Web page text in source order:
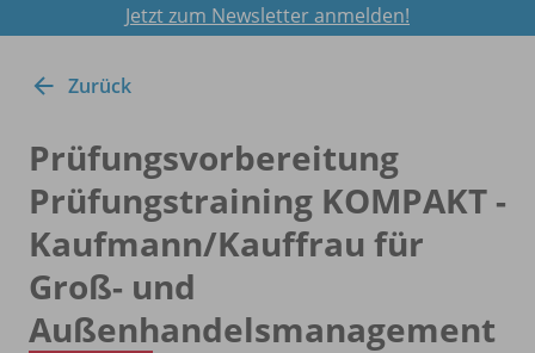
Jetzt zum Newsletter anmelden!
Zurück
Prüfungsvorbereitung
Prüfungstraining KOMPAKT -
Kaufmann/Kauffrau für
Groß- und
Außenhandelsmanagement